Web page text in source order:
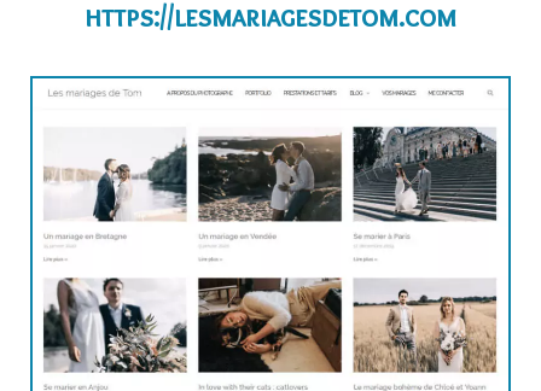
https://lesmariagesdetom.com